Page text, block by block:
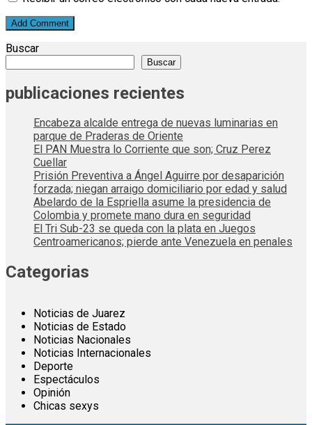
Buscar
Buscar
publicaciones recientes
Encabeza alcalde entrega de nuevas luminarias en
parque de Praderas de Oriente
El PAN Muestra lo Corriente que son; Cruz Perez
Cuellar
Prisión Preventiva a Ángel Aguirre por desaparición
forzada; niegan arraigo domiciliario por edad y salud
Abelardo de la Espriella asume la presidencia de
Colombia y promete mano dura en seguridad
El Tri Sub-23 se queda con la plata en Juegos
Centroamericanos; pierde ante Venezuela en penales
Categorias
Noticias de Juarez
Noticias de Estado
Noticias Nacionales
Noticias Internacionales
Deporte
Espectáculos
Opinión
Chicas sexys